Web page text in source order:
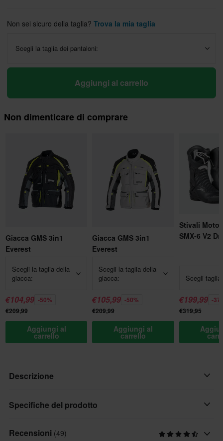
Non sei sicuro della taglia? Trova la mia taglia
Scegli la taglia dei pantaloni:
Aggiungi al carrello
Non dimenticare di comprare
Giacca GMS 3in1
Everest
Scegli la taglia della
giacca:
€104,99 -50%
€209,99
Aggiungi al
carrello
Giacca GMS 3in1
Everest
Scegli la taglia della
giacca:
€105,99 -50%
€209,99
Aggiungi al
carrello
Stivali Moto
SMX-6 V2
Scegli
€199,99 -
€319,95
Descrizione
I pantaloni da moto GMS Everest sono realizzati in Texland® che
Questi pantaloni sono la scelta perfetta per le uscite a lunga
Specifiche del prodotto
Genere prodotto
Recensioni (49)